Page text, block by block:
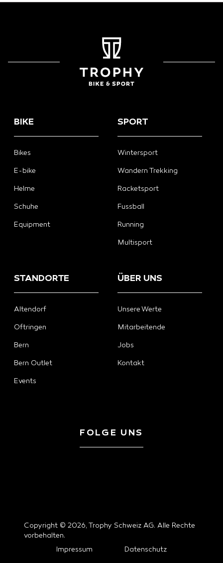
BIKE
Bikes
E-bike
Helme
Schuhe
Equipment
SPORT
Wintersport
Wandern Trekking
Racketsport
Fussball
Running
Multisport
STANDORTE
Altendorf
Oftringen
Bern
Bern Outlet
Events
ÜBER UNS
Unsere Werte
Mitarbeitende
Jobs
Kontakt
FOLGE UNS
Copyright © 2026, Trophy Schweiz AG. Alle Rechte
vorbehalten.
Impressum
Datenschutz